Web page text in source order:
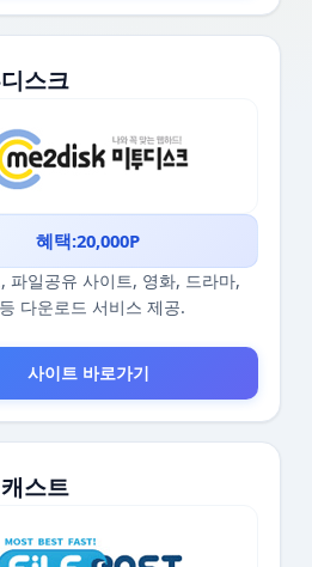
스크
혜택:20,000P
파일공유 사이트, 영화, 드라마,
다운로드 서비스 제공.
사이트 바로가기
스트